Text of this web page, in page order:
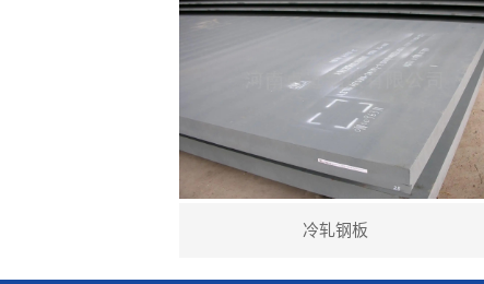
冷轧钢板